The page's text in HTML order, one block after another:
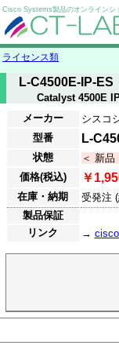
Cisco Systems製品のオンラインシ
ライセンス類
L-C4500E-IP-ES
Catalyst 4500E
メーカー
シスコ
型番
L-
状態
＜ 新品
価格(税込)
￥
在庫・納期 受発注
製品保証
リンク
→